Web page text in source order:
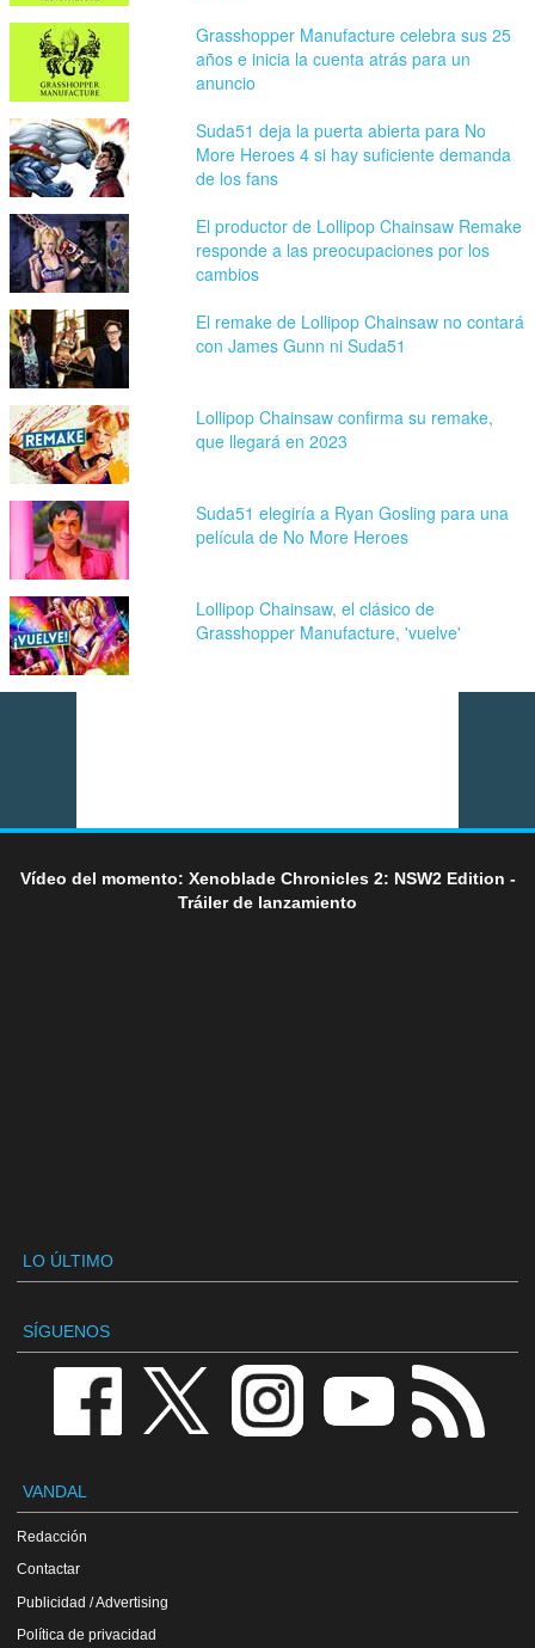
Grasshopper Manufacture celebra sus 25
años e inicia la cuenta atrás para un
anuncio
Suda51 deja la puerta abierta para No
More Heroes 4 si hay suficiente demanda
de los fans
El productor de Lollipop Chainsaw Remake
responde a las preocupaciones por los
cambios
El remake de Lollipop Chainsaw no contará
con James Gunn ni Suda51
Lollipop Chainsaw confirma su remake,
que llegará en 2023
Suda51 elegiría a Ryan Gosling para una
película de No More Heroes
Lollipop Chainsaw, el clásico de
Grasshopper Manufacture, 'vuelve'
Vídeo del momento: Xenoblade Chronicles 2: NSW2 Edition -
Tráiler de lanzamiento
LO ÚLTIMO
SÍGUENOS
VANDAL
Redacción
Contactar
Publicidad / Advertising
Política de privacidad